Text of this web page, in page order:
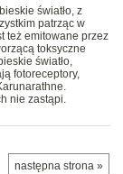
światło, z
patrząc w
też emitowane przez
toksyczne
światło,
fotoreceptory,
nie zastąpi.
następna strona »